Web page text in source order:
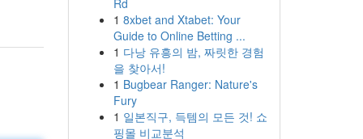
Rd
1 8xbet and Xtabet: Your
Guide to Online Betting ...
1 다낭 유흥의 밤, 짜릿한 경험
을 찾아서!
1 Bugbear Ranger: Nature's
Fury
1 일본직구, 득템의 모든 것! 쇼
핑몰 비교분석